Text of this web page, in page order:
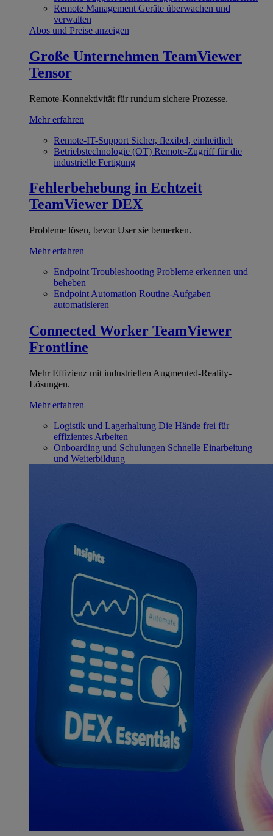
Remote Management Geräte überwachen und
verwalten
Abos und Preise anzeigen
Große Unternehmen TeamViewer
Tensor
Remote-Konnektivität für rundum sichere Prozesse.
Mehr erfahren
Remote-IT-Support Sicher, flexibel, einheitlich
Betriebstechnologie (OT) Remote-Zugriff für die
industrielle Fertigung
Fehlerbehebung in Echtzeit
TeamViewer DEX
Probleme lösen, bevor User sie bemerken.
Mehr erfahren
Endpoint Troubleshooting Probleme erkennen und
beheben
Endpoint Automation Routine-Aufgaben
automatisieren
Connected Worker TeamViewer
Frontline
Mehr Effizienz mit industriellen Augmented-Reality-
Lösungen.
Mehr erfahren
Logistik und Lagerhaltung Die Hände frei für
effizientes Arbeiten
Onboarding und Schulungen Schnelle Einarbeitung
und Weiterbildung